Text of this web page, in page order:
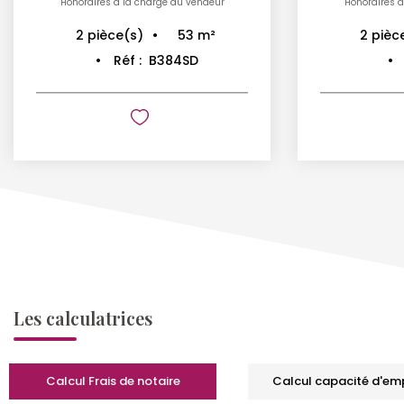
2 pièce(s) 53 m²
Réf : B384SD
2
Les calculatrices
Calcul Frais de notaire Calcul capacité